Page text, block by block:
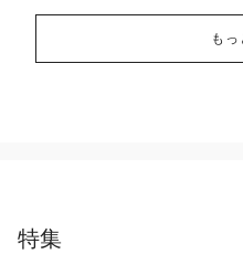
も
特集